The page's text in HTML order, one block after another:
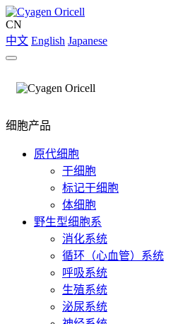
CN
中文 English Japanese
细胞产品
原代细胞
干细胞
标记干细胞
体细胞
野生型细胞系
消化系统
循环（心血管）系统
呼吸系统
生殖系统
泌尿系统